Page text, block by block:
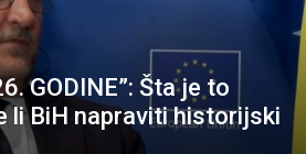
GODINE”: Šta je to
li BiH napraviti historijski